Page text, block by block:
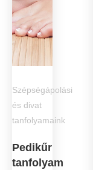
Szépségápolási
és divat
tanfolyamaink
Pedikűr
tanfolyam